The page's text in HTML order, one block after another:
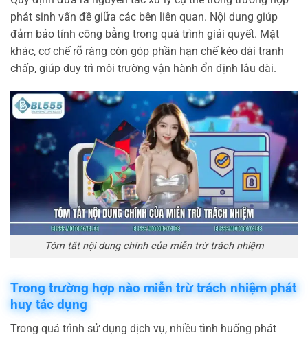
phát sinh vấn đề giữa các bên liên quan. Nội dung giúp
đảm bảo tính công bằng trong quá trình giải quyết. Mặt
khác, cơ chế rõ ràng còn góp phần hạn chế kéo dài tranh
chấp, giúp duy trì môi trường vận hành ổn định lâu dài.
Tóm tắt nội dung chính của miễn trừ trách nhiệm
Trong trường hợp nào miễn trừ trách nhiệm phát
huy tác dụng
Trong quá trình sử dụng dịch vụ, nhiều tình huống phát